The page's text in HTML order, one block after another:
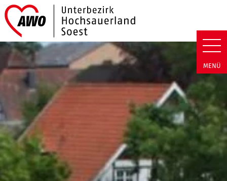
AWO Hochsauerland/Soest |
MENÜ